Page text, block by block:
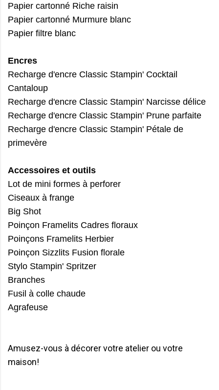
Papier cartonné Riche raisin
Papier cartonné Murmure blanc
Papier filtre blanc
Encres
Recharge d'encre Classic Stampin' Cocktail
Cantaloup
Recharge d'encre Classic Stampin' Narcisse délice
Recharge d'encre Classic Stampin' Prune parfaite
Recharge d'encre Classic Stampin' Pétale de
primevère
Accessoires et outils
Lot de mini formes à perforer
Ciseaux à frange
Big Shot
Poinçon Framelits Cadres floraux
Poinçons Framelits Herbier
Poinçon Sizzlits Fusion florale
Stylo Stampin' Spritzer
Branches
Fusil à colle chaude
Agrafeuse
Amusez-vous à décorer votre atelier ou votre
maison!